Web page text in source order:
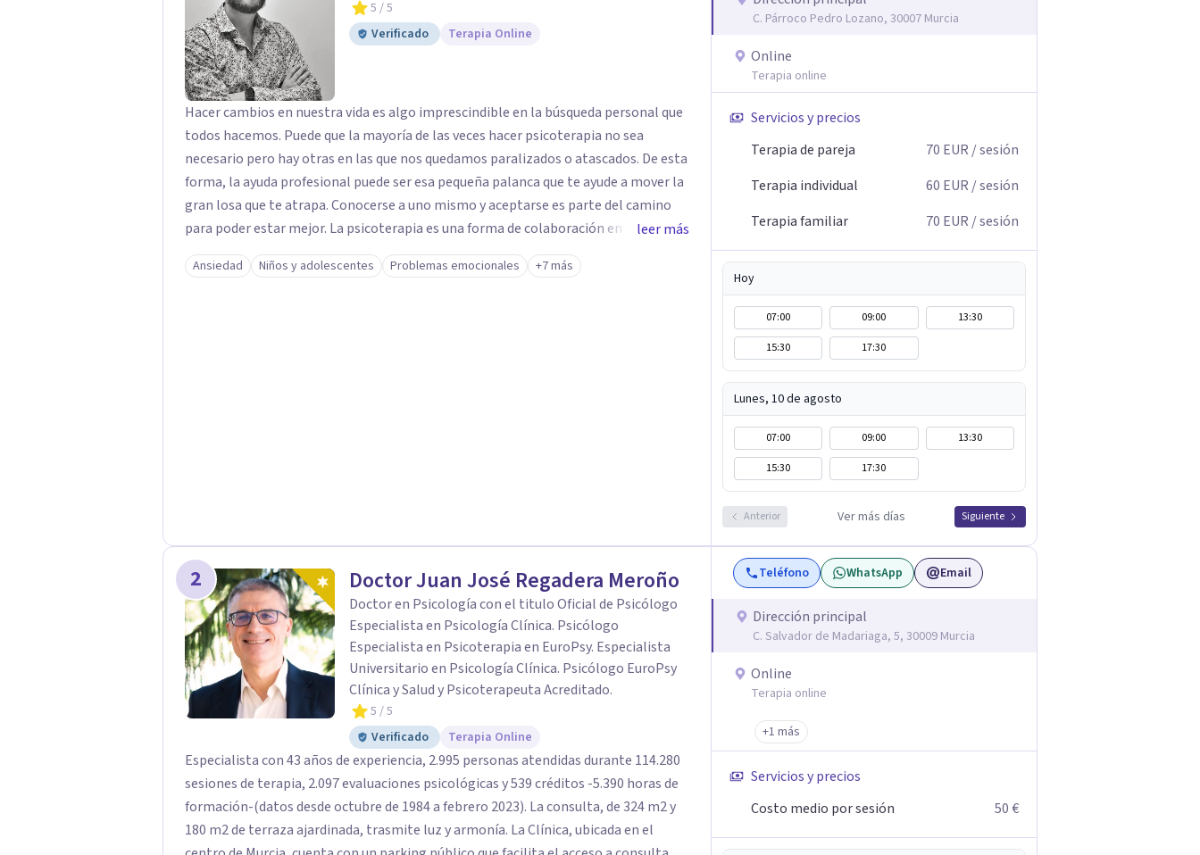
5 / 5
Verificado
Terapia Online
Hacer cambios en nuestra vida es algo imprescindible en la búsqueda personal que
todos hacemos. Puede que la mayoría de las veces hacer psicoterapia no sea
necesario pero hay otras en las que nos quedamos paralizados o atascados. De esta
forma, la ayuda profesional puede ser esa pequeña palanca que te ayude a mover la
gran losa que te atrapa. Conocerse a uno mismo y aceptarse es parte del camino
para poder estar mejor. La psicoterapia es una forma de colaboración en donde
diálogo, además de la confianza y el apoyo, es el camino para poder identificar qué
es lo que sucede, qué sentido tiene y cuales son los pasos para el cambio. Además,
leer más
Ansiedad Niños y adolescentes Problemas emocionales +7 más
C. Párroco Pedro Lozano, 30007 Murcia
Online
Terapia online
Servicios y precios
Terapia de pareja
70 EUR / sesión
Terapia individual
60 EUR / sesión
Terapia familiar
70 EUR / sesión
Hoy
07:00 09:00
13:30
15:30
17:30
Lunes, 10 de agosto
07:00 09:00
13:30
15:30
17:30
Anterior Ver más días Siguiente
2 Doctor Juan José Regadera Meroño
Doctor en Psicología con el titulo Oficial de Psicólogo
Especialista en Psicología Clínica. Psicólogo
Especialista en Psicoterapia en EuroPsy. Especialista
Universitario en Psicología Clínica. Psicólogo EuroPsy
Clínica y Salud y Psicoterapeuta Acreditado.
5 / 5
Verificado
Terapia Online
Especialista con 43 años de experiencia, 2.995 personas atendidas durante 114.280
sesiones de terapia, 2.097 evaluaciones psicológicas y 539 créditos -5.390 horas de
formación-(datos desde octubre de 1984 a febrero 2023). La consulta, de 324 m2 y
180 m2 de terraza ajardinada, trasmite luz y armonía. La Clínica, ubicada en el
Teléfono WhatsApp Email
Dirección principal
C. Salvador de Madariaga, 5, 30009 Murcia
Online
Terapia online
+1 más
Servicios y precios
Costo medio por sesión
50 €